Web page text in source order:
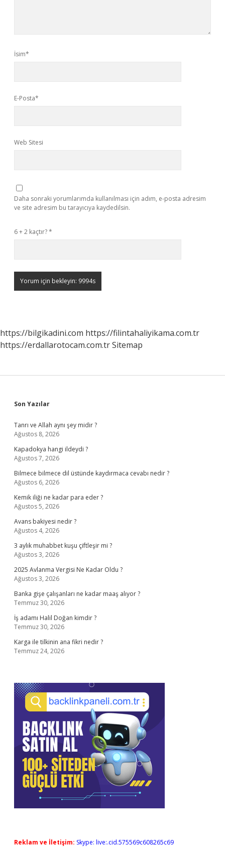
İsim*
E-Posta*
Web Sitesi
Daha sonraki yorumlarımda kullanılması için adım, e-posta adresim
ve site adresim bu tarayıcıya kaydedilsin.
6 + 2 kaçtır?*
https://bilgikadini.com https://filintahaliyikama.com.tr
https://erdallarotocam.com.trSitemap
Sidebar
Son Yazılar
Tanrı ve Allah aynı şey midir ?
Ağustos 8, 2026
Kapadokya hangi ildeydi ?
Ağustos 7, 2026
Bilmece bilmece dil üstünde kaydırmaca cevabı nedir ?
Ağustos 6, 2026
Kemik iliği ne kadar para eder ?
Ağustos 5, 2026
Avans bakiyesi nedir ?
Ağustos 4, 2026
3 aylık muhabbet kuşu çiftleşir mi ?
Ağustos 3, 2026
2025 Avlanma Vergisi Ne Kadar Oldu ?
Ağustos 3, 2026
Banka gişe çalışanları ne kadar maaş alıyor ?
Temmuz 30, 2026
İş adamı Halil Doğan kimdir ?
Temmuz 30, 2026
Karga ile tilkinin ana fikri nedir ?
Temmuz 24, 2026
Reklam ve İletişim: Skype: live:.cid.575569c608265c69